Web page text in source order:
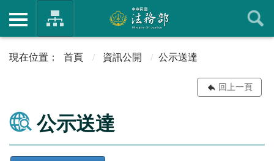
首頁 資訊公開 公示送達
回上一頁
公示送達